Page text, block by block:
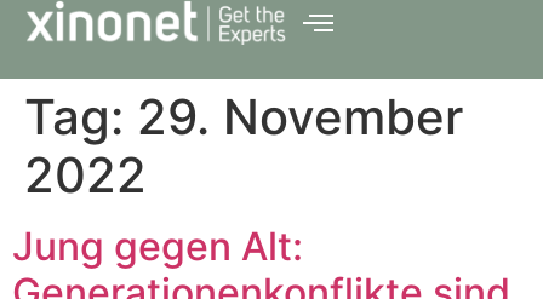
Tag: 29. November
2022
Jung gegen Alt: